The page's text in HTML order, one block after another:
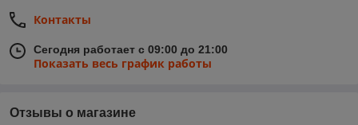
Контакты
Сегодня работает с 09:00 до 21:00
Показать весь график работы
Отзывы о магазине